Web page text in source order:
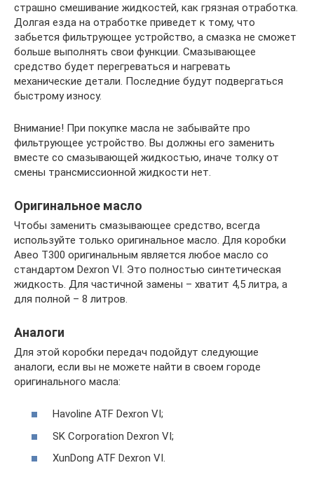
страшно смешивание жидкостей, как грязная отработка.
Долгая езда на отработке приведет к тому, что
забьется фильтрующее устройство, а смазка не сможет
больше выполнять свои функции. Смазывающее
средство будет перегреваться и нагревать
механические детали. Последние будут подвергаться
быстрому износу.
Внимание! При покупке масла не забывайте про
фильтрующее устройство. Вы должны его заменить
вместе со смазывающей жидкостью, иначе толку от
смены трансмиссионной жидкости нет.
Оригинальное масло
Чтобы заменить смазывающее средство, всегда
используйте только оригинальное масло. Для коробки
Авео Т300 оригинальным является любое масло со
стандартом Dexron VI. Это полностью синтетическая
жидкость. Для частичной замены – хватит 4,5 литра, а
для полной – 8 литров.
Аналоги
Для этой коробки передач подойдут следующие
аналоги, если вы не можете найти в своем городе
оригинального масла:
Havoline ATF Dexron VI;
SK Corporation Dexron VI;
XunDong ATF Dexron VI.